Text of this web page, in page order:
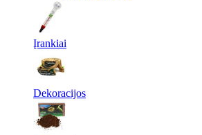
Įrankiai
Dekoracijos